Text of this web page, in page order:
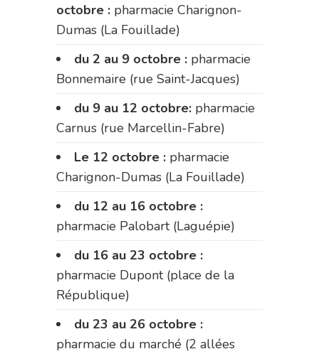
octobre : pharmacie Charignon-
Dumas (La Fouillade)
du 2 au 9 octobre : pharmacie
Bonnemaire (rue Saint-Jacques)
du 9 au 12 octobre: pharmacie
Carnus (rue Marcellin-Fabre)
Le 12 octobre : pharmacie
Charignon-Dumas (La Fouillade)
du 12 au 16 octobre :
pharmacie Palobart (Laguépie)
du 16 au 23 octobre :
pharmacie Dupont (place de la
République)
du 23 au 26 octobre :
pharmacie du marché (2 allées